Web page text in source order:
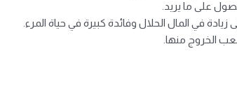
على ما يريد.
في المال الحلال وفائدة كبيرة في حياة المرء.
الخروج منها.